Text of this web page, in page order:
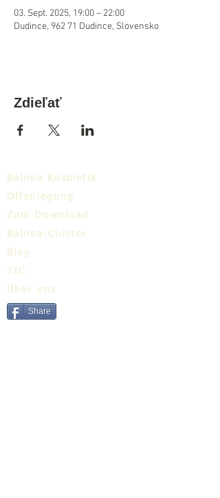
03. Sept. 2025, 19:00 – 22:00
Dudince, 962 71 Dudince, Slovensko
Zdieľať
Balnea Kosmetik
Offenlegung
Zum Download
Balnea-Cluster
Blog
TIC
Über uns
Share